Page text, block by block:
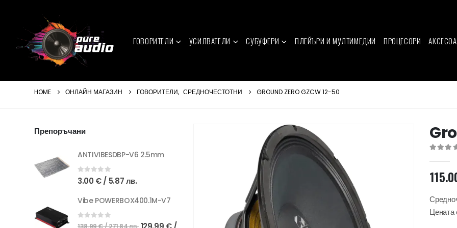
ГОВОРИТЕЛИ УСИЛВАТЕЛИ СУБУФЕРИ ПЛЕЙЪРИ И МУЛТИМЕДИИ ПРОЦЕСОРИ
HOME ОНЛАЙН МАГАЗИН ГОВОРИТЕЛИ, СРЕДНОЧЕСТОТНИ GROUND ZERO GZCW 12-50
Цената
Препоръчани
ANTIVIBESDBP-V6 2.5mm
0out of 5
3.00 €/ 5.87 лв.
Vibe POWERBOX400.1M-V7
0out of 5
138.99€/ 271.84 лв.Original